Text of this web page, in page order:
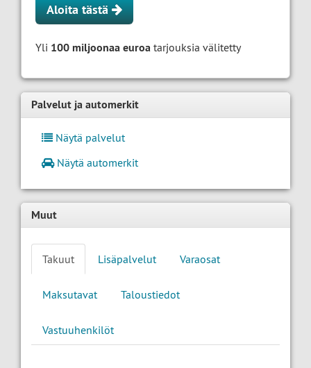
Aloita tästä
Yli 100 miljoonaa euroa tarjouksia välitetty
Palvelut ja automerkit
Näytä palvelut
Näytä automerkit
Muut
Takuut Lisäpalvelut Varaosat
Maksutavat Taloustiedot
Vastuuhenkilöt